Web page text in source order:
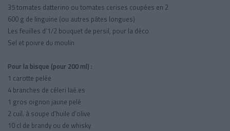
35 tomates datterino ou tomates cerises coupées en 2
600 g de linguine (ou autres pâtes longues)
Les feuilles d’1/2 bouquet de persil, pour la déco
Sel et poivre du moulin
Pour la bisque (pour 200 ml) :
1 carotte pelée
4 branches de céleri laé.es
1 gros oignon jaune pelé
2 cuil. à soupe d’huile d’olive
10 cl de brandy ou de whisky